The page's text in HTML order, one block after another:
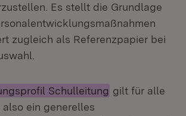
Es stellt die Grundlage
zugleich als Referenzpapier bei
Schulleitung gilt für alle
ein generelles